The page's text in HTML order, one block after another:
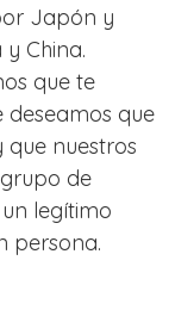
Japón y
China.
que te
que
que nuestros
de
legítimo
persona.